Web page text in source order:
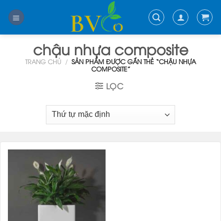
chậu nhựa composite
TRANG CHỦ / SẢN PHẨM ĐƯỢC GẮN THẺ “CHẬU NHỰA
COMPOSITE”
LỌC